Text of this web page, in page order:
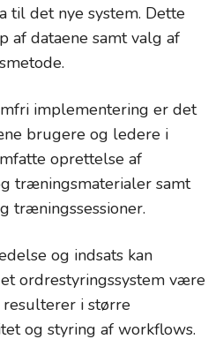
til det nye system. Dette
af dataene samt valg af
implementering er det
brugere og ledere i
oprettelse af
træningsmaterialer samt
træningssessioner.
og indsats kan
ordrestyringssystem være
i større
og styring af workflows.